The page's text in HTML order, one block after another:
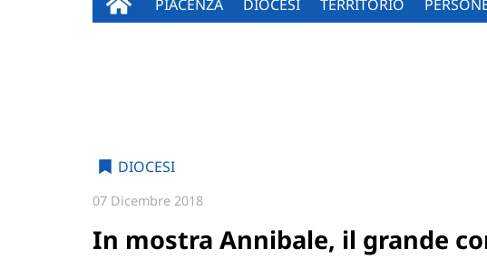
PIACENZA DIOCESI TERRITORIO
DIOCESI
07 Dicembre 2018
In mostra Annibale, il grande